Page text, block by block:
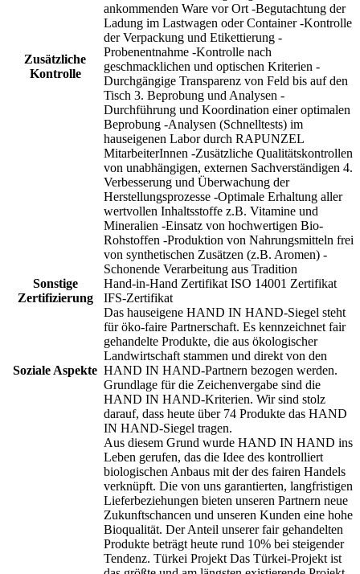
Zusätzliche
Kontrolle
ankommenden Ware vor Ort -Begutachtung der
Ladung im Lastwagen oder Container -Kontrolle
der Verpackung und Etikettierung -
Probenentnahme -Kontrolle nach
geschmacklichen und optischen Kriterien -
Durchgängige Transparenz von Feld bis auf den
Tisch 3. Beprobung und Analysen -
Durchführung und Koordination einer optimalen
Beprobung -Analysen (Schnelltests) im
hauseigenen Labor durch RAPUNZEL
MitarbeiterInnen -Zusätzliche Qualitätskontrollen
von unabhängigen, externen Sachverständigen 4.
Verbesserung und Überwachung der
Herstellungsprozesse -Optimale Erhaltung aller
wertvollen Inhaltsstoffe z.B. Vitamine und
Mineralien -Einsatz von hochwertigen Bio-
Rohstoffen -Produktion von Nahrungsmitteln frei
von synthetischen Zusätzen (z.B. Aromen) -
Schonende Verarbeitung aus Tradition
Sonstige
Zertifizierung
Hand-in-Hand Zertifikat ISO 14001 Zertifikat
IFS-Zertifikat
Soziale Aspekte
Das hauseigene HAND IN HAND-Siegel steht
für öko-faire Partnerschaft. Es kennzeichnet fair
gehandelte Produkte, die aus ökologischer
Landwirtschaft stammen und direkt von den
HAND IN HAND-Partnern bezogen werden.
Grundlage für die Zeichenvergabe sind die
HAND IN HAND-Kriterien. Wir sind stolz
darauf, dass heute über 74 Produkte das HAND
IN HAND-Siegel tragen.
Aus diesem Grund wurde HAND IN HAND ins
Leben gerufen, das die Idee des kontrolliert
biologischen Anbaus mit der des fairen Handels
verknüpft. Die von uns garantierten, langfristigen
Lieferbeziehungen bieten unseren Partnern neue
Zukunftschancen und unseren Kunden eine hohe
Bioqualität. Der Anteil unserer fair gehandelten
Produkte beträgt heute rund 10% bei steigender
Tendenz. Türkei Projekt Das Türkei-Projekt ist